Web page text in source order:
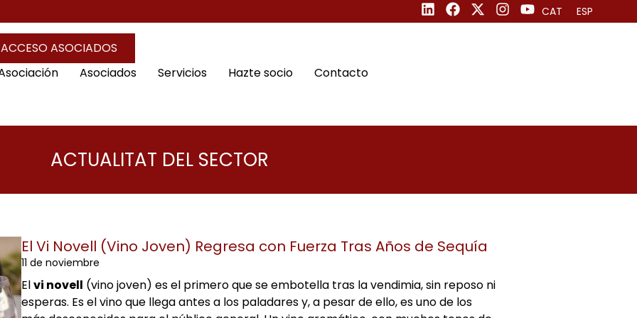
CAT ESP
ACCESO ASOCIADOS
Asociados Servicios Hazte socio Contacto
ACTUALITAT DEL SECTOR
El Vi Novell (Vino Joven) Regresa con Fuerza Tras Años de Sequía
11 de noviembre
Elvi novell (vino joven) es el primero que se embotella tras la vendimia, sin reposo ni
esperas. Es el vino que llega antes a los paladares y, a pesar de ello, es uno de los